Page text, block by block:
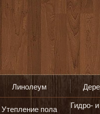
Линолеум
Утепление пола
Гидро-